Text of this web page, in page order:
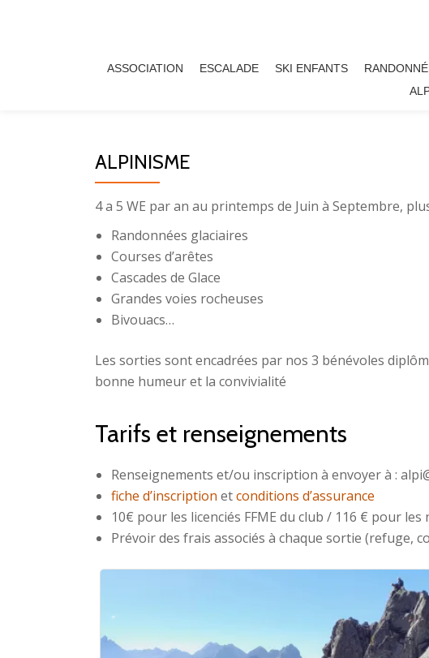
ASSOCIATION ESCALADE SKI ENFANTS
ALPINISME
4 a 5 WE par an au printemps de Juin à Septembre,
Randonnées glaciaires
Courses d’arêtes
Cascades de Glace
Grandes voies rocheuses
Bivouacs…
Les sorties sont encadrées par nos 3 bénévoles
bonne humeur et la convivialité
Tarifs et renseignements
Renseignements et/ou inscription à envoyer à :
fiche d’inscription etconditions d’assurance
10€ pour les licenciés FFME du club / 116 € pour
Prévoir des frais associés à chaque sortie (refuge,